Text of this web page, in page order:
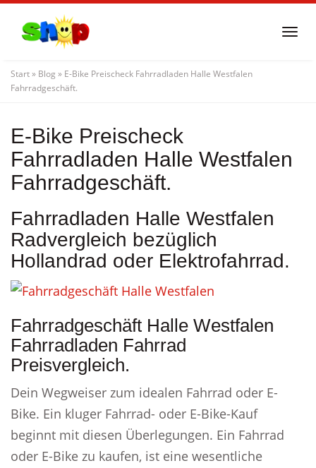
content
Start» Blog » E-Bike Preischeck Fahrradladen Halle Westfalen
Fahrradgeschäft.
E-Bike Preischeck
Fahrradladen Halle Westfalen
Fahrradgeschäft.
Fahrradladen Halle Westfalen
Radvergleich bezüglich
Hollandrad oder Elektrofahrrad.
Fahrradgeschäft Halle Westfalen
Fahrradladen Fahrrad
Preisvergleich.
Dein Wegweiser zum idealen Fahrrad oder E-
Bike. Ein kluger Fahrrad- oder E-Bike-Kauf
beginnt mit diesen Überlegungen. Ein Fahrrad
oder E-Bike zu kaufen, ist eine wesentliche